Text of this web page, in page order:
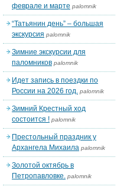
феврале и марте palomnik
“Татьянин день” – большая
экскурсия palomnik
Зимние экскурсии для
паломников palomnik
Идет запись в поездки по
России на 2026 год. palomnik
Зимний Крестный ход
состоится ! palomnik
Престольный праздник у
Архангела Михаила palomnik
Золотой октябрь в
Петропавловке. palomnik